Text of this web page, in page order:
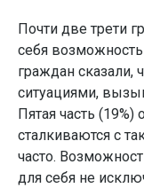
Почти две трети
себя возможность
граждан сказали,
ситуациями,
Пятая часть
сталкиваются с
часто.
для себя не